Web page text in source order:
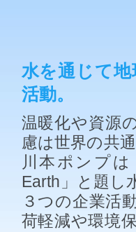
水を通じて
活動。
温暖化や資源
慮は世界の共
川本ポンプ
Earth」と題し
３つの企業活
荷軽減や環境